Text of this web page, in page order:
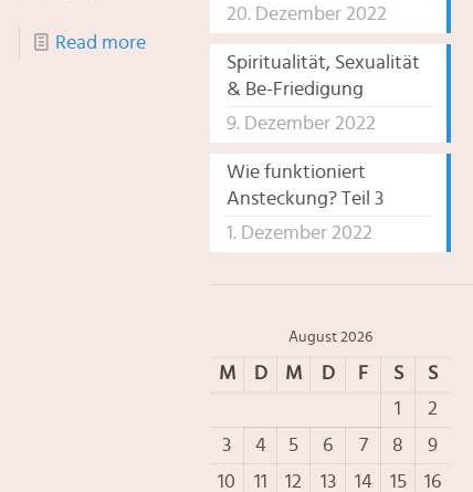
Read more
20. Dezember 2022
Spiritualität, Sexualität
& Be-Friedigung
9. Dezember 2022
Wie funktioniert
Ansteckung? Teil 3
1. Dezember 2022
August 2026
M D M D F S
S
1
2
3
4 5 6 7 8
9
10
11 12 13 14 15
16